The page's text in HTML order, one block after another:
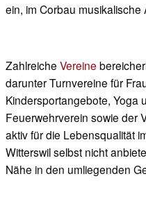
ein, im Corbau musikalische
Zahlreiche Vereine
darunter Turnvereine für
Kindersportangebote, Yoga
Feuerwehrverein sowie der
aktiv für die Lebensqualität
Witterswil selbst nicht
Nähe in den umliegenden